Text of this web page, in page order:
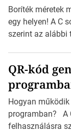
zajlik a saját
Válasszon
méretét. Akár
Boríték méretek
egy helyen! A C
szerint az alábbi
az A4-es
amerikai boríték
Boríték
QR-kód
Hogyan működik
programban? A
felhasználásra